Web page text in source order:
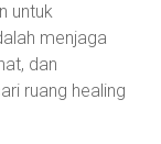
untuk
menjaga
dan
ruang healing